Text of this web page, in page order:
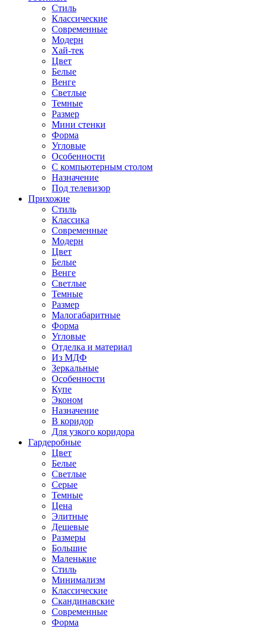
Стиль
Классические
Современные
Модерн
Хай-тек
Цвет
Белые
Венге
Светлые
Темные
Размер
Мини стенки
Форма
Угловые
Особенности
С компьютерным столом
Назначение
Под телевизор
Прихожие
Стиль
Классика
Современные
Модерн
Цвет
Белые
Венге
Светлые
Темные
Размер
Малогабаритные
Форма
Угловые
Отделка и материал
Из МДФ
Зеркальные
Особенности
Купе
Эконом
Назначение
В коридор
Для узкого коридора
Гардеробные
Цвет
Белые
Светлые
Серые
Темные
Цена
Элитные
Дешевые
Размеры
Большие
Маленькие
Стиль
Минимализм
Классические
Скандинавские
Современные
Форма